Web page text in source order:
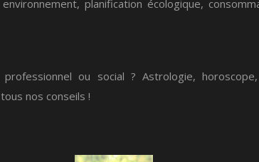
planification écologique,
ou social ? Astrologie,
nos conseils !